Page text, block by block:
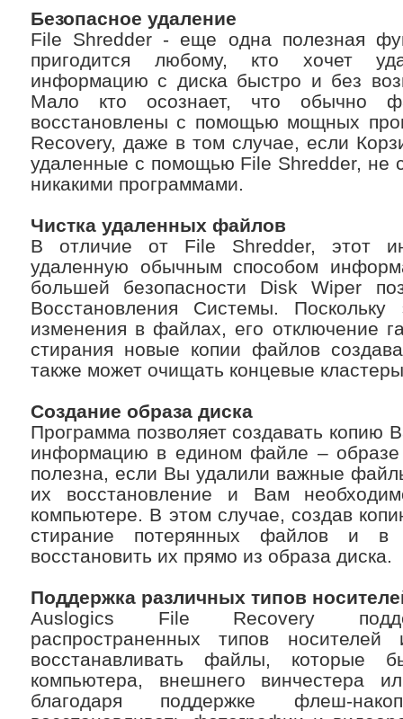
Безопасное удаление
File Shredder - еще одна полезная
пригодится любому, кто хочет
информацию с диска быстро и без
Мало кто осознает, что обычно
восстановлены с помощью мощных
Recovery, даже в том случае, если
удаленные с помощью File Shredder, не
никакими программами.
Чистка удаленных файлов
В отличие от File Shredder, этот
удаленную обычным способом
большей безопасности Disk Wiper
Восстановления Системы. Поскольку
изменения в файлах, его отключение
стирания новые копии файлов
также может очищать концевые
Создание образа диска
Программа позволяет создавать копию
информацию в едином файле – образе
полезна, если Вы удалили важные
их восстановление и Вам
компьютере. В этом случае, создав
стирание потерянных файлов и
восстановить их прямо из образа диска.
Поддержка различных типов
Auslogics File Recovery
распространенных типов
восстанавливать файлы,
компьютера, внешнего винчестера
благодаря поддержке флеш-